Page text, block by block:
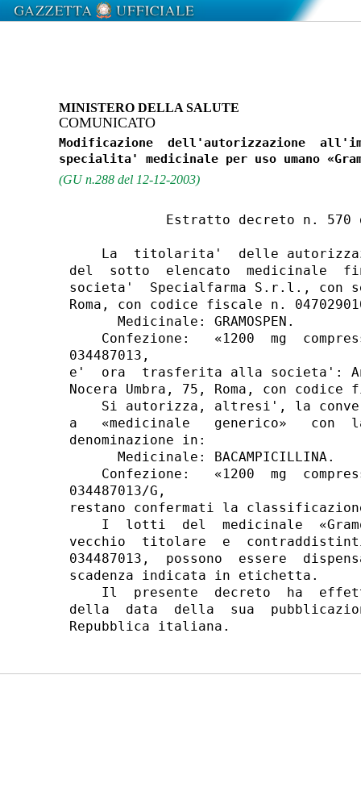
MINISTERO DELLA SALUTE
COMUNICATO
Modificazione  dell'autorizzazione
(GU n.288 del 12-12-2003)
Estratto decreto n. 570
La  titolarita'  delle
del  sotto  elencato  medicinale
societa'  Specialfarma S.r.l., con
Roma, con codice fiscale n.
      Medicinale: GRAMOSPEN.
Confezione:   «1200  mg
034487013,
e'  ora  trasferita alla societa':
Nocera Umbra, 75, Roma, con codice
Si autorizza, altresi', la
a   «medicinale   generico»   con
denominazione in:
      Medicinale: BACAMPICILLINA.
Confezione:   «1200  mg
034487013/G,
restano confermati la
I  lotti  del  medicinale
vecchio  titolare  e
034487013,  possono  essere
scadenza indicata in etichetta.
Il  presente  decreto  ha
della  data  della  sua